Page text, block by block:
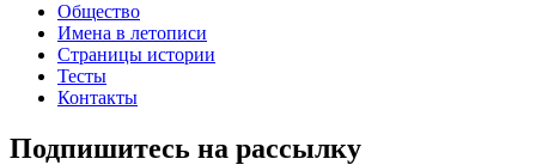
Общество
Имена в летописи
Страницы истории
Тесты
Контакты
Подпишитесь на рассылку